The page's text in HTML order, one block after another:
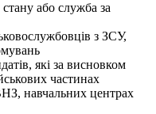
стану або служба за
з ЗСУ,
які за висновком
частинах
навчальних центрах